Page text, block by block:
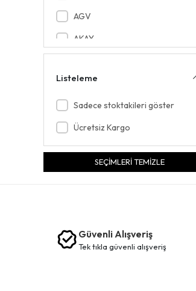
AGV
AKAY
AKEL TEKSTİL
AKFİX
AKYAZI
AL NAJAM
ALASKA
ALKAYA
Listeleme
Sadece stoktakileri göster
Ücretsiz Kargo
SEÇİMLERİ TEMİZLE
Güvenli Alışveriş
tek tikla güvenli̇ alişveri̇ş